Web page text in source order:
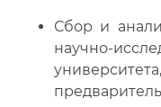
Сбор и
научно-